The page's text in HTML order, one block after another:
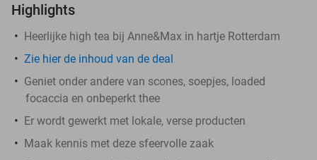
Highlights
Heerlijke high tea bij Anne&Max in hartje Rotterdam
Zie hier de inhoud van de deal
Geniet onder andere van scones, soepjes, loaded
focaccia en onbeperkt thee
Er wordt gewerkt met lokale, verse producten
Maak kennis met deze sfeervolle zaak